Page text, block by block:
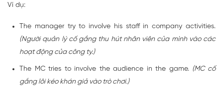
Ví dụ:
The manager try to involve his staff in company activities.
(Người quản lý cố gắng thu hút nhân viên của mình vào các
hoạt động của công ty.)
The MC tries to involve the audience in the game. (MC cố
gắng lôi kéo khán giả vào trò chơi.)